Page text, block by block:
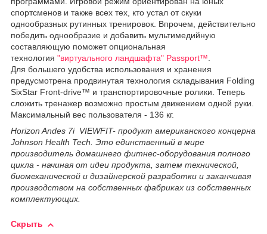
спортсменов и также всех тех, кто устал от скуки
однообразных рутинных тренировок. Впрочем, действительно
победить однообразие и добавить мультимедийную
составляющую поможет опциональная
технология "виртуального ландшафта" Passport™.
Для большего удобства использования и хранения
предусмотрена продвинутая технология складывания Folding
SixStar Front-drive™ и транспортировочные ролики. Теперь
сложить тренажер возможно простым движением одной руки.
Максимальный вес пользователя - 136 кг.
Horizon Andes 7i VIEWFIT- продукт американского концерна
Johnson Health Tech. Это единственный в мире
производитель домашнего фитнес-оборудования полного
цикла - начиная от идеи продукта, затем технической,
биомеханической и дизайнерской разработки и заканчивая
производством на собственных фабриках из собственных
комплектующих.
Скрыть